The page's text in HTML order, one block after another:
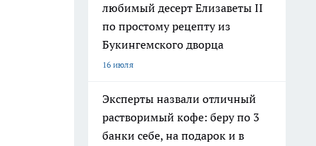
любимый десерт Елизаветы II
по простому рецепту из
Букингемского дворца
16 июля
Эксперты назвали отличный
растворимый кофе: беру по 3
банки себе, на подарок и в